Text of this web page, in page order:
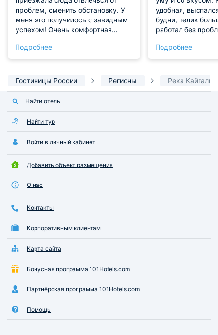
проблем, сменить обстановку. У
меня это получилось с завидным
успехом! Очень комфортная
Мебель целая, удобная кровать,
сантехника как новая. Сразу
усиленно - ни пылинки и свежее
Очень понравилось - вернусь
Подробнее
удобная,
будни, телик
работал без
пешком, так что
даже не
когда снова
Подробнее
Гостиницы России Регионы Река
Найти отель
Найти тур
Войти в личный кабинет
Добавить объект размещения
О нас
Контакты
Корпоративным клиентам
Карта сайта
Бонусная программа 101Hotels.com
Партнёрская программа 101Hotels.com
Помощь